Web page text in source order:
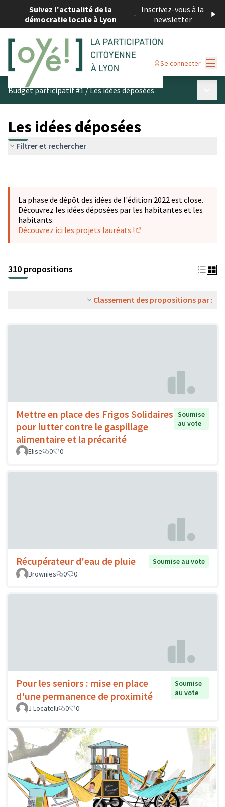
Suivez l'actualité de la
démocratie locale à Lyon
- Inscrivez-vous à la
newsletter
Se connecter
Budget participatif #1/Les idées déposées
Les idées déposées
Filtrer et rechercher
La phase de dépôt des idées de l'édition 2022 est close.
Découvrez les idées déposées par les habitantes et les
habitants.
Découvrez ici les projets lauréats !
310 propositions
Classement des propositions par :
Mettre en place des Frigos Solidaires
pour lutter contre le gaspillage
alimentaire et la précarité
Soumise
au vote
Elise 0 0
Récupérateur d'eau de pluie
Soumise au vote
Brownies
0 0
Pour les seniors : mise en place
d'une permanence de proximité
Soumise
au vote
J Locatelli
0 0